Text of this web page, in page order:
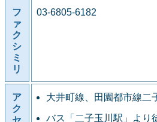
フ
ァ
ク
シ
ミ
リ
03-6805-6182
ア
ク
セ
大井町線、田園都市線二
バス「二子玉川駅」より